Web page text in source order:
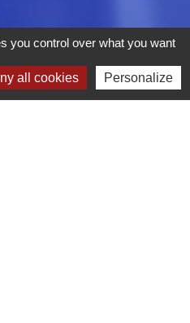
you control over what you want
all cookies Personalize